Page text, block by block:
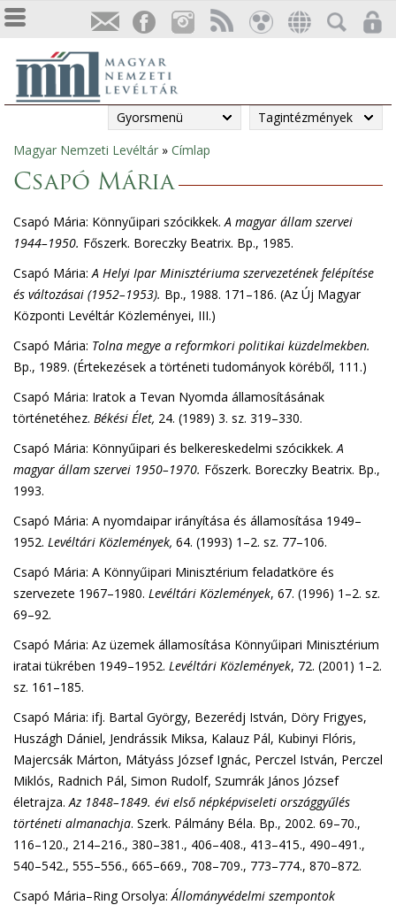
Gyorsmenü Tagintézmények
Jelenlegi
hely
Magyar Nemzeti Levéltár » Címlap
Csapó Mária
Csapó Mária: Könnyűipari szócikkek.A magyar állam szervei
1944–1950. Főszerk. Boreczky Beatrix. Bp., 1985.
Csapó Mária:A Helyi Ipar Minisztériuma szervezetének felépítése
és változásai (1952–1953). Bp., 1988. 171–186. (Az Új Magyar
Központi Levéltár Közleményei, III.)
Csapó Mária: Tolna megye a reformkori politikai küzdelmekben.
Bp., 1989. (Értekezések a történeti tudományok köréből, 111.)
Csapó Mária: Iratok a Tevan Nyomda államosításának
történetéhez. Békési Élet, 24. (1989) 3. sz. 319–330.
Csapó Mária: Könnyűipari és belkereskedelmi szócikkek.A
magyar állam szervei 1950–1970. Főszerk. Boreczky Beatrix. Bp.,
1993.
Csapó Mária: A nyomdaipar irányítása és államosítása 1949–
1952. Levéltári Közlemények, 64. (1993) 1–2. sz. 77–106.
Csapó Mária: A Könnyűipari Minisztérium feladatköre és
szervezete 1967–1980. Levéltári Közlemények, 67. (1996) 1–2. sz.
69–92.
Csapó Mária: Az üzemek államosítása Könnyűipari Minisztérium
iratai tükrében 1949–1952. Levéltári Közlemények, 72. (2001) 1–2.
sz. 161–185.
Csapó Mária: ifj. Bartal György, Bezerédj István, Döry Frigyes,
Huszágh Dániel, Jendrássik Miksa, Kalauz Pál, Kubinyi Flóris,
Majercsák Márton, Mátyáss József Ignác, Perczel István, Perczel
Miklós, Radnich Pál, Simon Rudolf, Szumrák János József
életrajza.Az 1848–1849. évi első népképviseleti országgyűlés
történeti almanachja. Szerk. Pálmány Béla. Bp., 2002. 69–70.,
116–120., 214–216., 380–381., 406–408., 413–415., 490–491.,
540–542., 555–556., 665–669., 708–709., 773–774., 870–872.
Csapó Mária–Ring Orsolya:Állományvédelmi szempontok